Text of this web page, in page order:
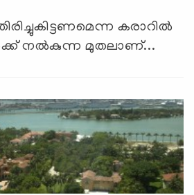
കരാറില്‍
നല്‍കുന്ന മുതലാണ്...